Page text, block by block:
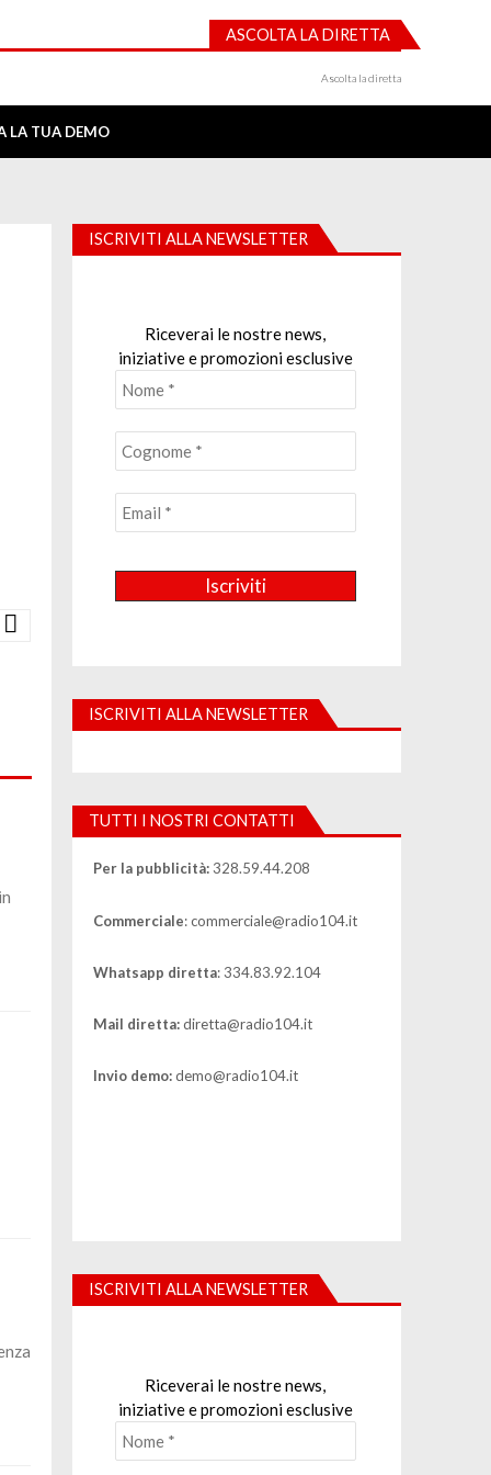
ASCOLTA LA DIRETTA
Ascolta la diretta
LA TUA DEMO
ISCRIVITI ALLA NEWSLETTER
Riceverai le nostre news,
iniziative e promozioni esclusive
ISCRIVITI ALLA NEWSLETTER
TUTTI I NOSTRI CONTATTI
Per la pubblicità:328.59.44.208
Commerciale: commerciale@radio104.it
Whatsapp diretta: 334.83.92.104
Mail diretta:diretta@radio104.it
Invio demo:demo@radio104.it
ISCRIVITI ALLA NEWSLETTER
Riceverai le nostre news,
iniziative e promozioni esclusive